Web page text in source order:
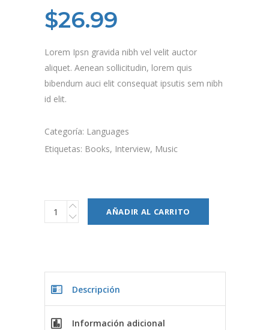
basado
en
clientes
$26.99
Lorem Ipsn gravida nibh vel velit auctor
aliquet. Aenean sollicitudin, lorem quis
bibendum auci elit consequat ipsutis sem nibh
id elit.
Categoría: Languages
Etiquetas: Books, Interview, Music
AÑADIR AL CARRITO
Descripción
Información adicional